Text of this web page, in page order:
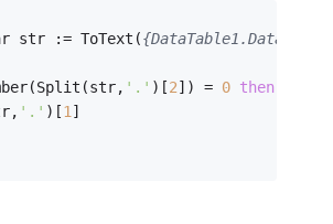
str := ToText(
'.' )[2]) = 0 then
'.' )[1]